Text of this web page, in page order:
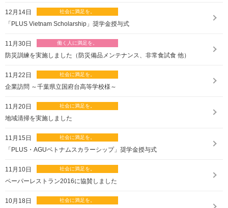
12月14日
「PLUS Vietnam Scholarship」奨学金授与式
11月30日
防災訓練を実施しました（防災備品メンテナンス、非常食試食 他）
11月22日
企業訪問 ～千葉県立国府台高等学校様～
11月20日
地域清掃を実施しました
11月15日
「PLUS・AGUベトナムスカラーシップ」奨学金授与式
11月10日
ペーパーレストラン2016に協賛しました
10月18日